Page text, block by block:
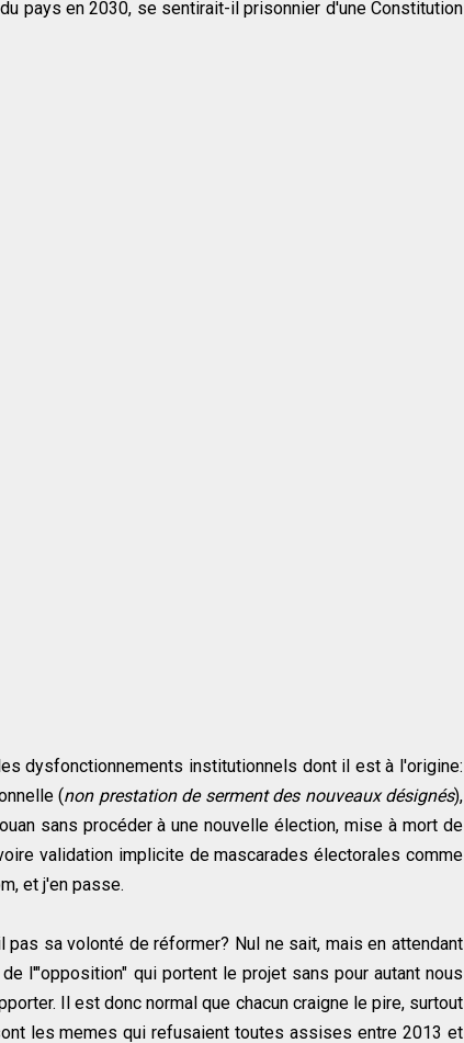
pays en 2030, se sentirait-il prisonnier d'une Constitution
dysfonctionnements institutionnels dont il est à l'origine:
(non prestation de serment des nouveaux désignés),
sans procéder à une nouvelle élection, mise à mort de
validation implicite de mascarades électorales comme
et j'en passe.
sa volonté de réformer? Nul ne sait, mais en attendant
l'"opposition" qui portent le projet sans pour autant nous
Il est donc normal que chacun craigne le pire, surtout
les memes qui refusaient toutes assises entre 2013 et